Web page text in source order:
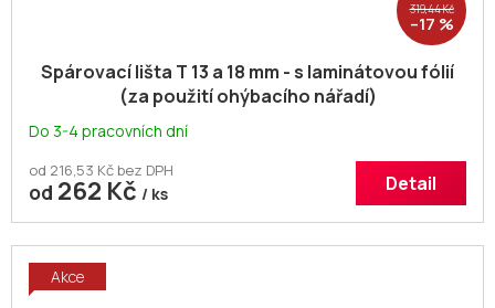
319,44 Kč
–17 %
Spárovací lišta T 13 a 18 mm - s laminátovou fólií
(za použití ohýbacího nářadí)
Do 3-4 pracovních dní
od 216,53 Kč bez DPH
od 262 Kč / ks Detail
Akce